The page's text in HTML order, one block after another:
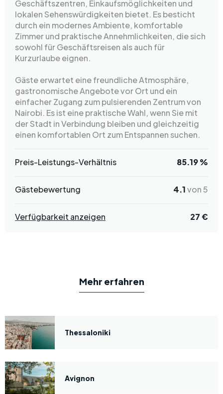
Geschäftszentren, Einkaufsmöglichkeiten und
lokalen Sehenswürdigkeiten bietet. Es besticht
durch ein modernes Ambiente, komfortable
Zimmer und praktische Annehmlichkeiten, die sich
sowohl für Geschäftsreisen als auch für
Kurzurlaube eignen.
Gäste erwartet eine freundliche Atmosphäre,
gastronomische Angebote vor Ort und ein
einfacher Zugang zum pulsierenden Zentrum von
Nairobi. Es ist eine praktische Wahl, wenn Sie mit
der Stadt in Verbindung bleiben und gleichzeitig
einen komfortablen Ort zum Entspannen suchen.
Preis-Leistungs-Verhältnis 85.19 %
Gästebewertung 4.1von 5
Verfügbarkeit anzeigen 27 €
Mehr erfahren
Thessaloniki
Avignon